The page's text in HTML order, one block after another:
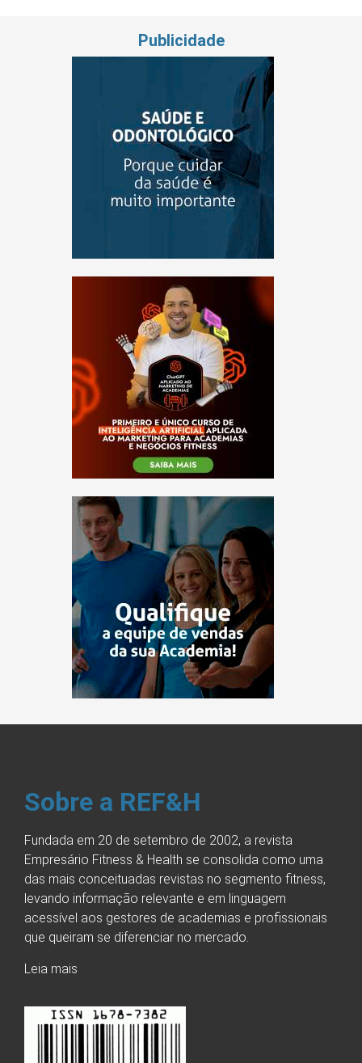
Publicidade
Sobre a REF&H
Fundada em 20 de setembro de 2002, a revista
Empresário Fitness & Health se consolida como uma
das mais conceituadas revistas no segmento fitness,
levando informação relevante e em linguagem
acessível aos gestores de academias e profissionais
que queiram se diferenciar no mercado.
Leia mais